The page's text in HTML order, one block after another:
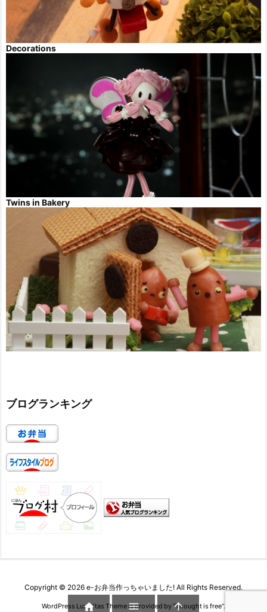
Decorations
Twins in Bakery
ブログランキング
Copyright © 2026 e-お弁当作っちゃいました! All Rights Reserved.
WordPress Luxeritas Theme is provided by "Thought is free".
  